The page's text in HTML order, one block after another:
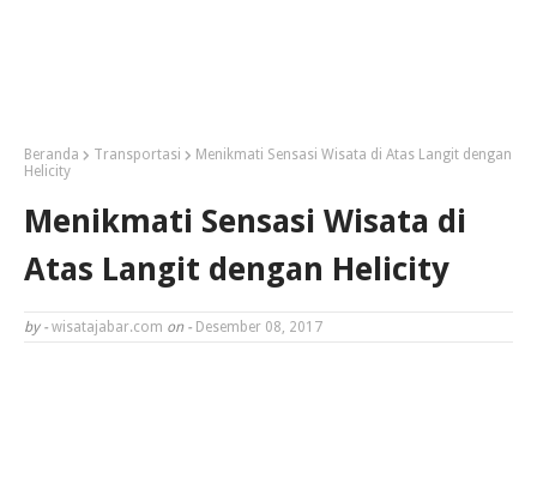
Beranda Transportasi
Menikmati Sensasi Wisata di Atas Langit dengan
Helicity
Menikmati Sensasi Wisata di
Atas Langit dengan Helicity
by - wisatajabar.com on - Desember 08, 2017